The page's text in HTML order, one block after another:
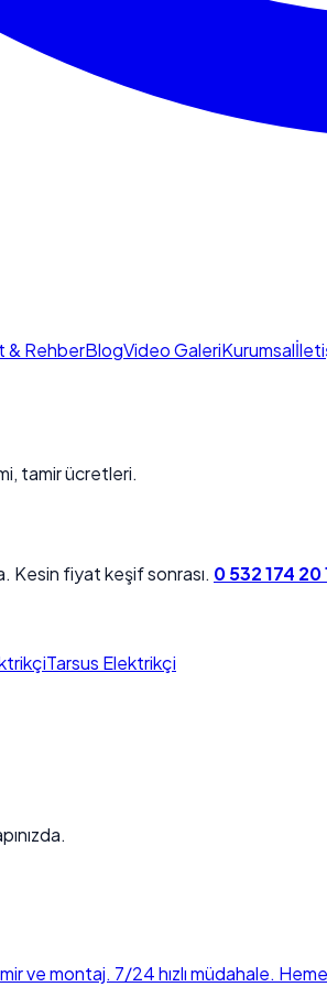
& RehberBlogVideo GaleriKurumsal
tamir ücretleri.
Kesin fiyat keşif sonrası. 0 532 174 20
Tarsus Elektrikçi
montaj. 7/24 hızlı müdahale.